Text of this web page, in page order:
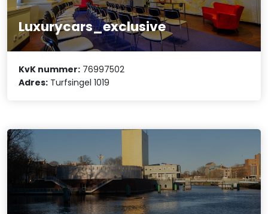
Luxurycars_exclusive
KvK nummer: 76997502
Adres: Turfsingel 1019